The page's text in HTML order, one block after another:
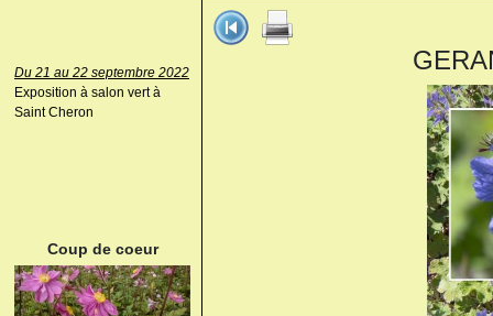
Du 21 au 22 septembre 2022
Exposition à salon vert à
Saint Cheron
Coup de coeur